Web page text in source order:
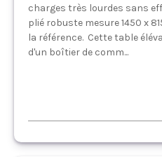
charges très lourdes sans
plié robuste mesure 1450 x
la référence. Cette table
d'un boîtier de comm...